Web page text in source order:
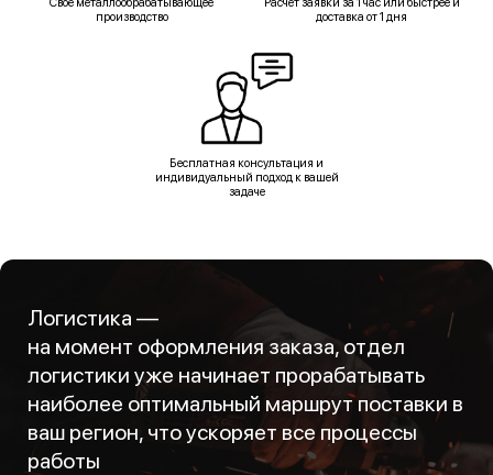
производство
доставка от 1 дня
Бесплатная консультация и
индивидуальный подход к вашей
задаче
Логистика —
на момент оформления заказа, отдел
логистики уже начинает прорабатывать
наиболее оптимальный маршрут поставки в
ваш регион, что ускоряет все процессы
работы